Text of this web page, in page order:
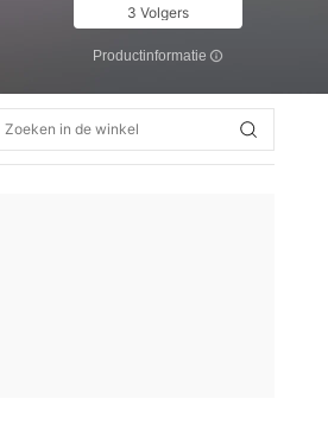
3 Volgers
Productinformatie